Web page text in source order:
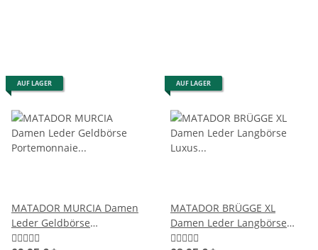
AUF LAGER
MATADOR MURCIA Damen
Leder Geldbörse
Portemonnaie RFID 5 Farben
AUF LAGER
MATADOR BRÜGGE XL
Damen Leder Langbörse
Luxus Geldbörse RFID